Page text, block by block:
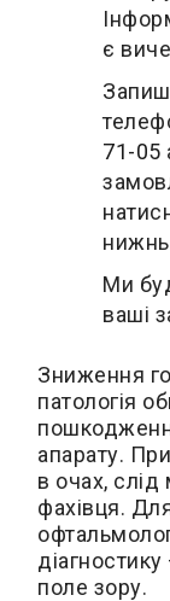
є
71-05
Ми
ваші
Зниження
патологія
апарату.
в очах,
фахівця.
поле зору.